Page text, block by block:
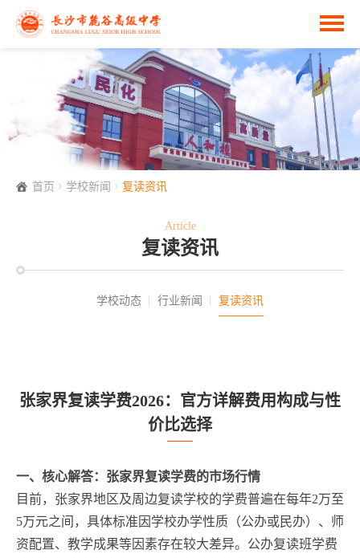
首页 学校新闻 复读资讯
Article
复读资讯
学校动态 行业新闻 复读资讯
张家界复读学费2026：官方详解费用构成与性
价比选择
一、核心解答：张家界复读学费的市场行情
目前，张家界地区及周边复读学校的学费普遍在每年2万至
5万元之间，具体标准因学校办学性质（公办或民办）、师
资配置、教学成果等因素存在较大差异。公办复读班学费